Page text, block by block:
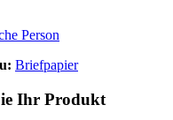
Person
Briefpapier
Ihr Produkt